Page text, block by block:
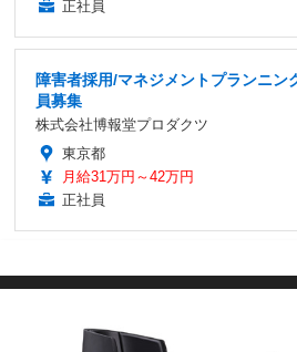
正社員
障害者採用/マネジメントプランニン
員募集
株式会社博報堂プロダクツ
東京都
月給31万円～42万円
正社員